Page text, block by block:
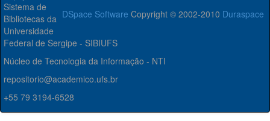
DSpace Software Copyright © 2002-2010 Duraspace
Sistema de
Bibliotecas da
Universidade
Federal de Sergipe - SIBIUFS
Núcleo de Tecnologia da Informação - NTI
repositorio@academico.ufs.br
+55 79 3194-6528